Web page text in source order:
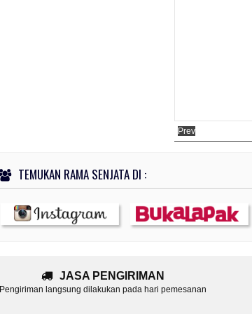
Prev
TEMUKAN RAMA SENJATA DI :
JASA PENGIRIMAN
Pengiriman langsung dilakukan pada hari pemesanan